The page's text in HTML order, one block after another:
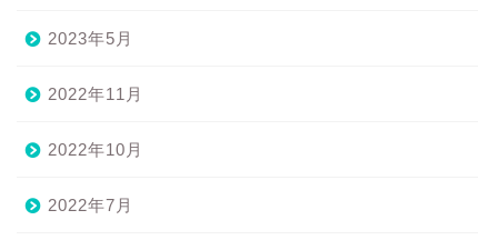
2023年5月
2022年11月
2022年10月
2022年7月